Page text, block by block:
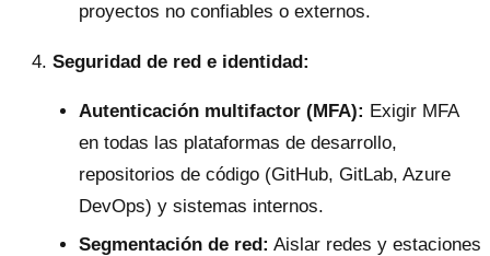
proyectos no confiables o externos.
Seguridad de red e identidad:
Autenticación multifactor (MFA): Exigir MFA
en todas las plataformas de desarrollo,
repositorios de código (GitHub, GitLab, Azure
DevOps) y sistemas internos.
Segmentación de red: Aislar redes y estaciones